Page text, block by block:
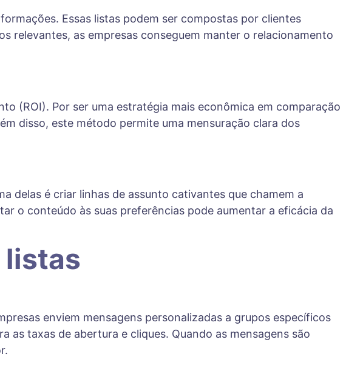
Essas listas podem ser compostas por clientes
relevantes, as empresas conseguem manter o relacionamento
(ROI). Por ser uma estratégia mais econômica em comparação
disso, este método permite uma mensuração clara dos
delas é criar linhas de assunto cativantes que chamem a
o conteúdo às suas preferências pode aumentar a eficácia da
listas
enviem mensagens personalizadas a grupos específicos
as taxas de abertura e cliques. Quando as mensagens são